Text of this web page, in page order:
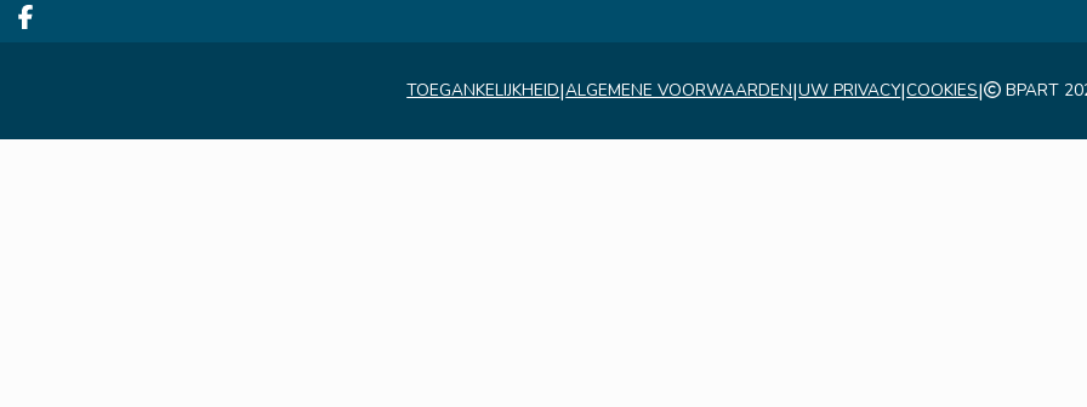
Deel op facebook
TOEGANKELIJKHEID|ALGEMENE VOORWAARDEN|UW PRIVACY|COOKIES| BPART